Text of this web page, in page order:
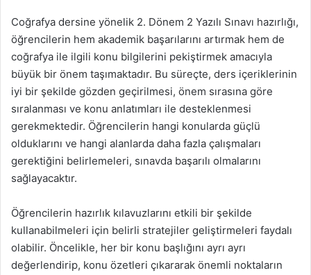
Coğrafya dersine yönelik 2. Dönem 2 Yazılı Sınavı hazırlığı,
öğrencilerin hem akademik başarılarını artırmak hem de
coğrafya ile ilgili konu bilgilerini pekiştirmek amacıyla
büyük bir önem taşımaktadır. Bu süreçte, ders içeriklerinin
iyi bir şekilde gözden geçirilmesi, önem sırasına göre
sıralanması ve konu anlatımları ile desteklenmesi
gerekmektedir. Öğrencilerin hangi konularda güçlü
olduklarını ve hangi alanlarda daha fazla çalışmaları
gerektiğini belirlemeleri, sınavda başarılı olmalarını
sağlayacaktır.
Öğrencilerin hazırlık kılavuzlarını etkili bir şekilde
kullanabilmeleri için belirli stratejiler geliştirmeleri faydalı
olabilir. Öncelikle, her bir konu başlığını ayrı ayrı
değerlendirip, konu özetleri çıkararak önemli noktaların